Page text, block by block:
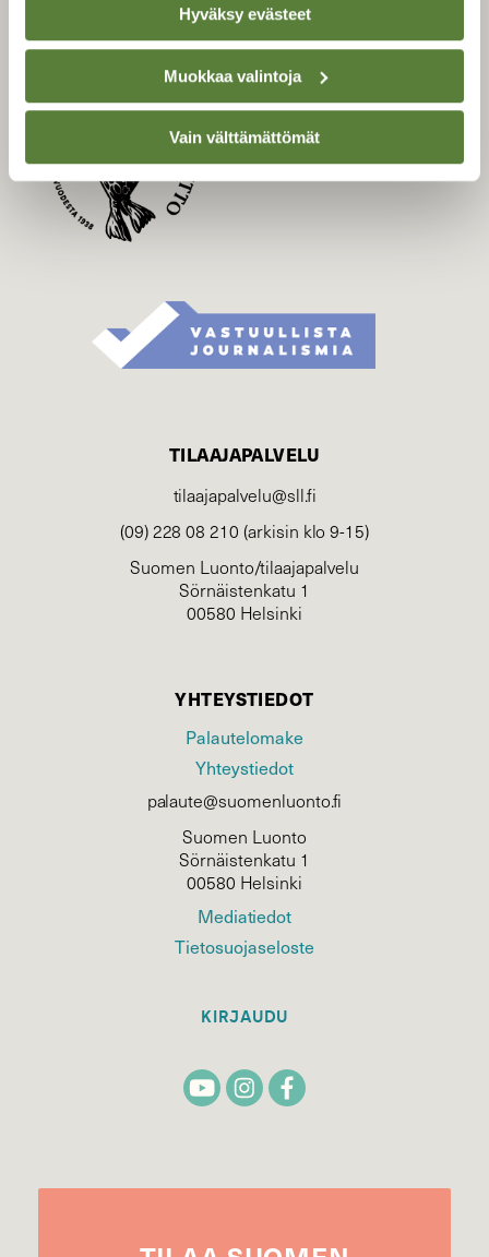
Hyväksy evästeet
Muokkaa valintoja
Vain välttämättömät
SUOJELU­LIITTO
kustantaja on
luonnonsuojelu­liitto.
TILAAJAPALVELU
tilaajapalvelu@sll.fi
(09) 228 08 210 (arkisin klo 9-15)
Suomen Luonto/tilaajapalvelu
Sörnäistenkatu 1
00580 Helsinki
YHTEYSTIEDOT
Palautelomake
Yhteystiedot
palaute@suomenluonto.fi
Suomen Luonto
Sörnäistenkatu 1
00580 Helsinki
Mediatiedot
Tietosuojaseloste
KIRJAUDU